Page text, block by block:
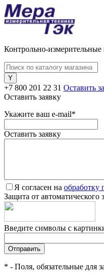
Контрольно-измерительные
+7 800 201 22 31 Оставить
Оставить заявку
Укажите ваш e-mail*
Оставить заявку
Я согласен на обработку
Защита от автоматического
Введите символы с
* - Поля, обязательные для